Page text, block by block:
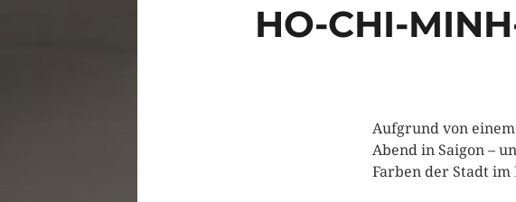
HO-CHI-
Aufgrund von
Abend in Saigon –
Farben der Stadt im